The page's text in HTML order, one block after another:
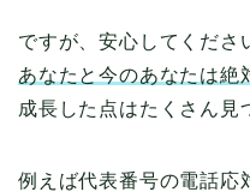
ですが、安心してくださ
あなたと今のあなたは絶
成長した点はたくさん見
例えば代表番号の電話応